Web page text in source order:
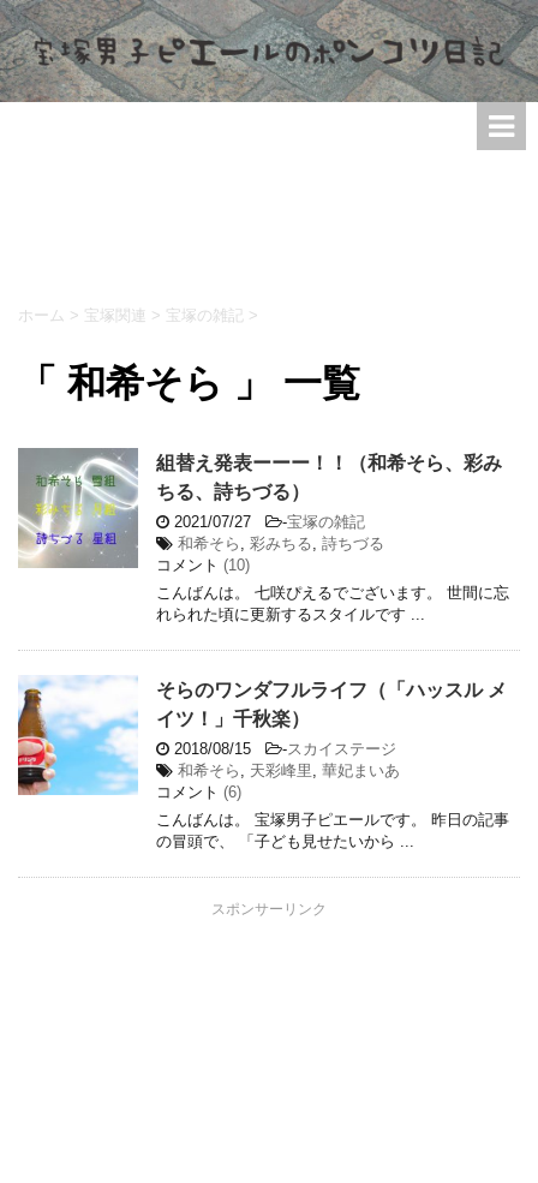
ホーム > 宝塚関連 > 宝塚の雑記 >
「 和希そら 」 一覧
組替え発表ーーー！！（和希そら、彩み
ちる、詩ちづる）
2021/07/27 -宝塚の雑記
和希そら , 彩みちる, 詩ちづる
コメント (10)
こんばんは。 七咲ぴえるでございます。 世間に忘
れられた頃に更新するスタイルです ...
そらのワンダフルライフ（「ハッスル メ
イツ！」千秋楽）
2018/08/15 -スカイステージ
和希そら , 天彩峰里 , 華妃まいあ
コメント (6)
こんばんは。 宝塚男子ピエールです。 昨日の記事
の冒頭で、 「子ども見せたいから ...
スポンサーリンク